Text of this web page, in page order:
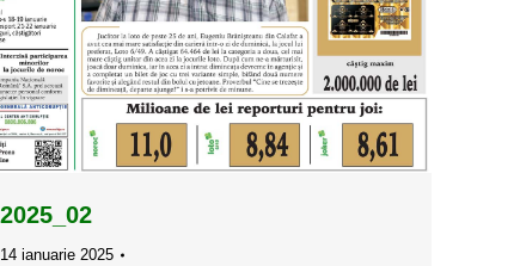
2025_02
14 ianuarie 2025